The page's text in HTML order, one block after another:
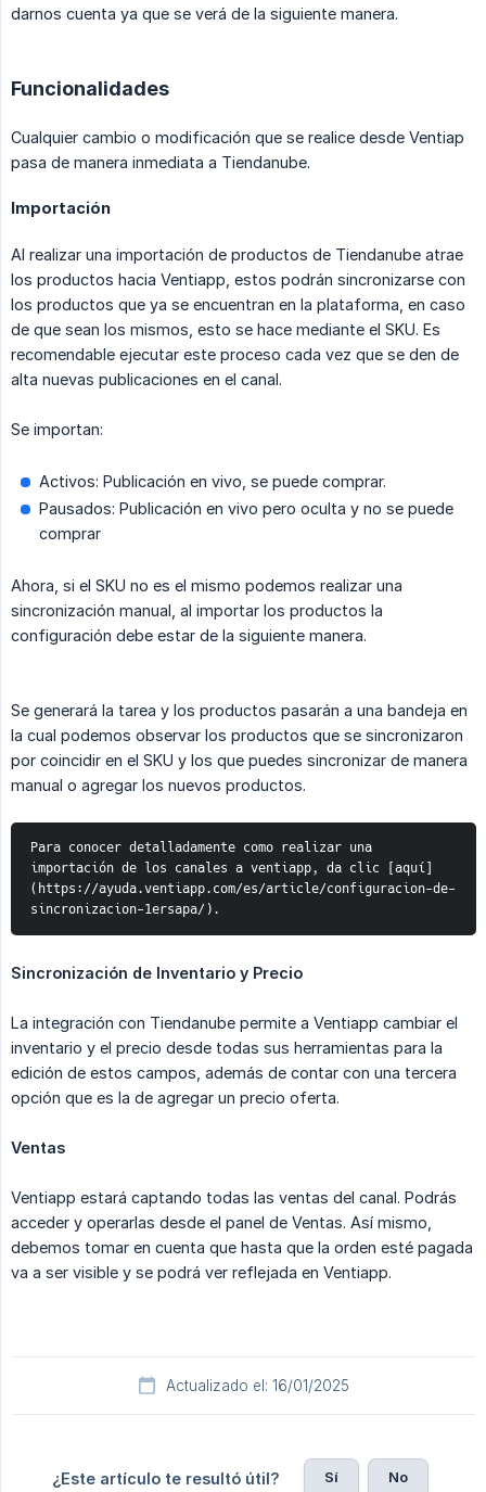
darnos cuenta ya que se verá de la siguiente manera.
Funcionalidades
Cualquier cambio o modificación que se realice desde Ventiap
pasa de manera inmediata a Tiendanube.
Importación
Al realizar una importación de productos de Tiendanube atrae
los productos hacia Ventiapp, estos podrán sincronizarse con
los productos que ya se encuentran en la plataforma, en caso
de que sean los mismos, esto se hace mediante el SKU. Es
recomendable ejecutar este proceso cada vez que se den de
alta nuevas publicaciones en el canal.
Se importan:
Activos: Publicación en vivo, se puede comprar.
Pausados: Publicación en vivo pero oculta y no se puede
comprar
Ahora, si el SKU no es el mismo podemos realizar una
sincronización manual, al importar los productos la
configuración debe estar de la siguiente manera.
Se generará la tarea y los productos pasarán a una bandeja en
la cual podemos observar los productos que se sincronizaron
por coincidir en el SKU y los que puedes sincronizar de manera
manual o agregar los nuevos productos.
Para conocer detalladamente como realizar una
importación de los canales a ventiapp, da clic [aquí]
(https://ayuda.ventiapp.com/es/article/configuracion-de-
sincronizacion-1ersapa/).
Sincronización de Inventario y Precio
La integración con Tiendanube permite a Ventiapp cambiar el
inventario y el precio desde todas sus herramientas para la
edición de estos campos, además de contar con una tercera
opción que es la de agregar un precio oferta.
Ventas
Ventiapp estará captando todas las ventas del canal. Podrás
acceder y operarlas desde el panel de Ventas. Así mismo,
debemos tomar en cuenta que hasta que la orden esté pagada
va a ser visible y se podrá ver reflejada en Ventiapp.
Actualizado el: 16/01/2025
¿Este artículo te resultó útil? Sí No